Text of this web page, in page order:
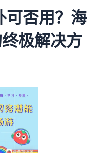
可否用？海
极解决方